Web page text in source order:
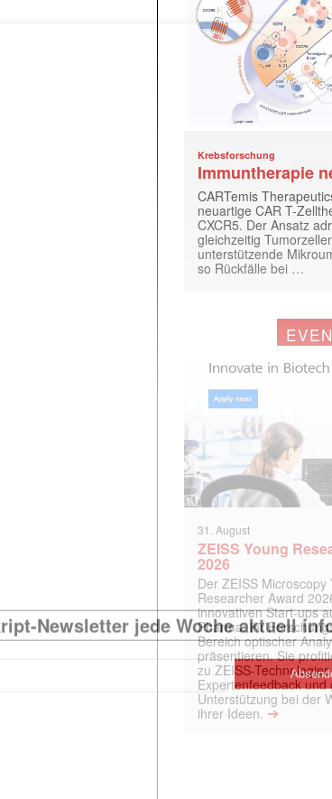
Newsletter jede Woche aktuell
Krebsforschung
Immuntherapie
CARTemis
neuartige CAR T-
CXCR5. Der Ansatz
gleichzeitig
unterstützende
so Rückfälle bei …
31. August
ZEISS Young
2026
Der ZEISS Microscopy
Researcher Award
innovativen Start-ups
Pharma, ihr
Bereich optischer
präsentieren. Sie
zu ZEISS-
Expertenfeedback und
Unterstützung bei der
ihrer Ideen. ➔